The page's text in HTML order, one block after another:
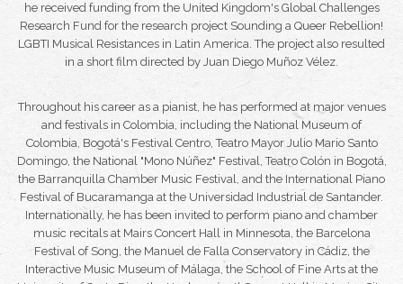
he received funding from the United Kingdom's Global Challenges
Research Fund for the research project Sounding a Queer Rebellion!
LGBTI Musical Resistances in Latin America. The project also resulted
in a short film directed by Juan Diego Muñoz Vélez.
Throughout his career as a pianist, he has performed at major venues
and festivals in Colombia, including the National Museum of
Colombia, Bogotá's Festival Centro, Teatro Mayor Julio Mario Santo
Domingo, the National "Mono Núñez" Festival, Teatro Colón in Bogotá,
the Barranquilla Chamber Music Festival, and the International Piano
Festival of Bucaramanga at the Universidad Industrial de Santander.
Internationally, he has been invited to perform piano and chamber
music recitals at Mairs Concert Hall in Minnesota, the Barcelona
Festival of Song, the Manuel de Falla Conservatory in Cádiz, the
Interactive Music Museum of Málaga, the School of Fine Arts at the